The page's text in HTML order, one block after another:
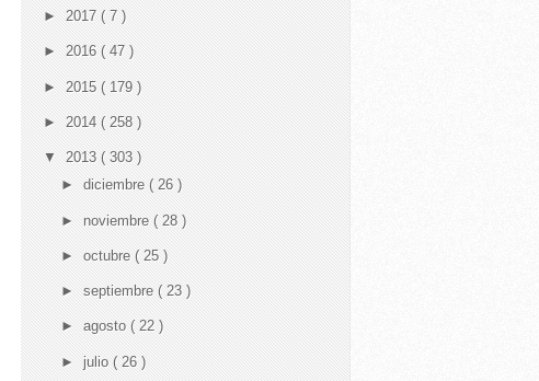
► 2017 ( 7 )
► 2016 ( 47 )
► 2015 ( 179 )
► 2014 ( 258 )
▼ 2013 ( 303 )
► diciembre ( 26 )
► noviembre ( 28 )
► octubre ( 25 )
► septiembre ( 23 )
► agosto ( 22 )
► julio ( 26 )